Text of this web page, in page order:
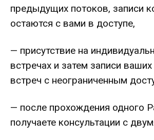
предыдущих потоков, записи
остаются с вами в доступе,
— присутствие на
встречах и затем записи
встреч с неограниченным
— после прохождения одного
получаете консультации с